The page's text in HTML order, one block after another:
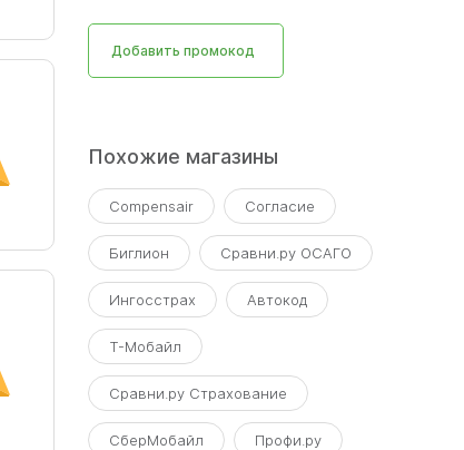
Добавить промокод
Похожие магазины
Compensair Согласие
Биглион Сравни.ру ОСАГО
Ингосстрах Автокод
Т-Мобайл
Сравни.ру Страхование
СберМобайл Профи.ру